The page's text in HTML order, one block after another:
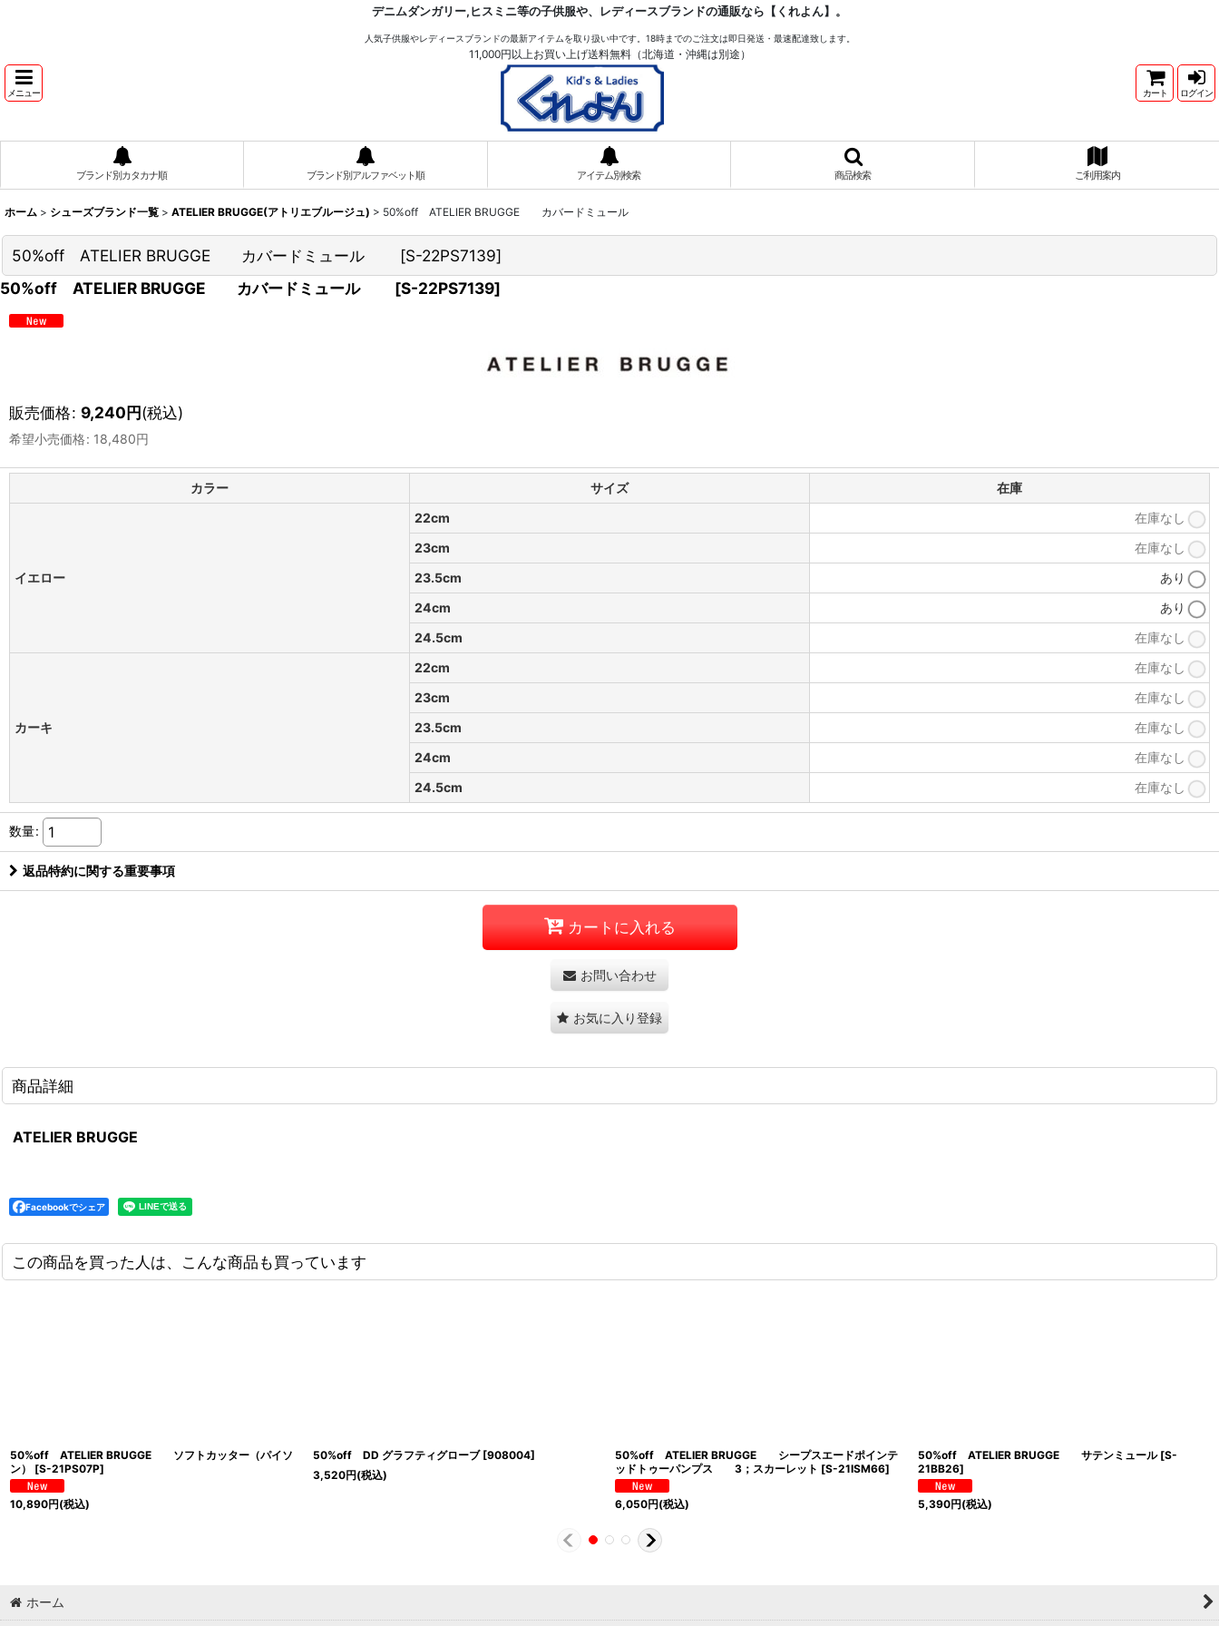
デニムダンガリー,ヒスミニ等の子供服や、レディースブランドの通販なら【くれよん】。
人気子供服やレディースブランドの最新アイテムを取り扱い中です。18時までのご注文は即日発送・最速配達致します。
11,000円以上お買い上げ送料無料（北海道・沖縄は別途）
メニュー カート ログイン
ブランド別カタカナ順 ブランド別アルファベット順 アイテム別検索 商品検索 ご利用案内
ホーム > シューズブランド一覧 > ATELIER BRUGGE(アトリエブルージュ) > 50%off ATELIER BRUGGE カバードミュール
50%off ATELIER BRUGGE カバードミュール [S-22PS7139]
50%off ATELIER BRUGGE カバードミュール
[S-22PS7139]
販売価格: 9,240円(税込)
希望小売価格: 18,480円
カラー サイズ 在庫
イエロー
22cm
在庫なし
23cm
在庫なし
23.5cm
あり
24cm
あり
24.5cm
在庫なし
カーキ
22cm
在庫なし
23cm
在庫なし
23.5cm
在庫なし
24cm
在庫なし
24.5cm
在庫なし
数量:
返品特約に関する重要事項
カートに入れる
お問い合わせ
お気に入り登録
商品詳細
ATELIER BRUGGE
Facebookでシェア
この商品を買った人は、こんな商品も買っています
50%off ATELIER BRUGGE ソフトカッター（パイソ
ン）
[S-21PS07P]
10,890円(税込)
50%off DD グラフティグローブ [908004]
3,520円(税込)
50%off ATELIER BRUGGE シープスエードポインテ
ッドトゥーパンプス 3；スカーレット [S-21ISM66]
6,050円(税込)
50%off ATELIER BRUGGE サテンミュール [S-
21BB26]
5,390円(税込)
ホーム